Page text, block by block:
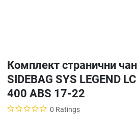
Комплект странични
SIDEBAG SYS LEGEND
400 ABS 17-22
0 Ratings